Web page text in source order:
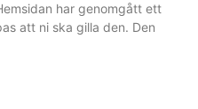
har genomgått ett
att ni ska gilla den. Den